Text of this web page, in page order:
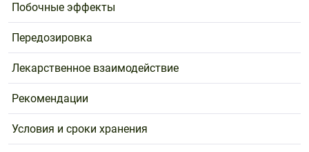
Побочные эффекты
Передозировка
Лекарственное взаимодействие
Рекомендации
Условия и сроки хранения